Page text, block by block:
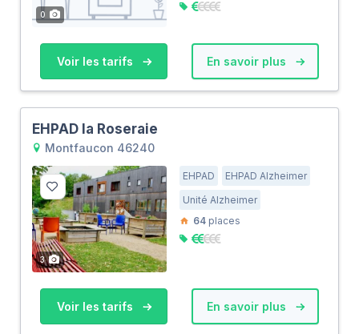
0
Voir les tarifs En savoir plus
EHPAD la Roseraie
Montfaucon 46240
3
EHPAD
EHPAD Alzheimer
Unité Alzheimer
64 places
Voir les tarifs En savoir plus